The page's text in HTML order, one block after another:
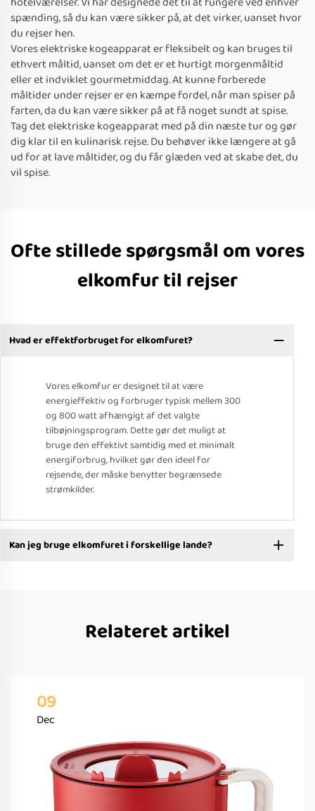
spænding, så du kan være sikker på, at det virker, uanset hvor
du rejser hen.
Vores elektriske kogeapparat er fleksibelt og kan bruges til
ethvert måltid, uanset om det er et hurtigt morgenmåltid
eller et indviklet gourmetmiddag. At kunne forberede
måltider under rejser er en kæmpe fordel, når man spiser på
farten, da du kan være sikker på at få noget sundt at spise.
Tag det elektriske kogeapparat med på din næste tur og gør
dig klar til en kulinarisk rejse. Du behøver ikke længere at gå
ud for at lave måltider, og du får glæden ved at skabe det, du
vil spise.
Ofte stillede spørgsmål om vores
elkomfur til rejser
Hvad er effektforbruget for elkomfuret?
Vores elkomfur er designet til at være
energieffektiv og forbruger typisk mellem 300
og 800 watt afhængigt af det valgte
tilbøjningsprogram. Dette gør det muligt at
bruge den effektivt samtidig med et minimalt
energiforbrug, hvilket gør den ideel for
rejsende, der måske benytter begrænsede
strømkilder.
Kan jeg bruge elkomfuret i forskellige lande?
Relateret artikel
09
Dec